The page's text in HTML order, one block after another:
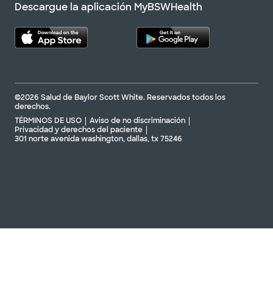
Descargue la aplicación MyBSWHealth
©2026 Salud de Baylor Scott White. Reservados todos los
derechos.
TÉRMINOS DE USO
Aviso de no discriminación
Privacidad y derechos del paciente
301 norte avenida washington, dallas, tx 75246